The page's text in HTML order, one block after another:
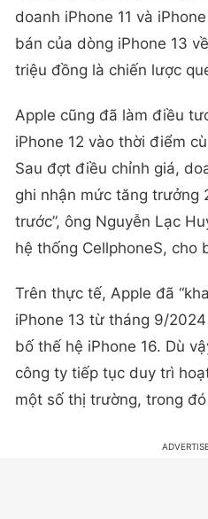
doanh iPhone 11 và
bán của dòng iPhone 13
triệu đồng là chiến lược
Apple cũng đã làm điều
iPhone 12 vào thời điểm
Sau đợt điều chỉnh giá,
ghi nhận mức tăng trưởng
trước”, ông Nguyễn Lạc
hệ thống CellphoneS, cho
Trên thực tế, Apple đã
iPhone 13 từ tháng 9/
bố thế hệ iPhone 16. Dù
công ty tiếp tục duy trì
một số thị trường, trong